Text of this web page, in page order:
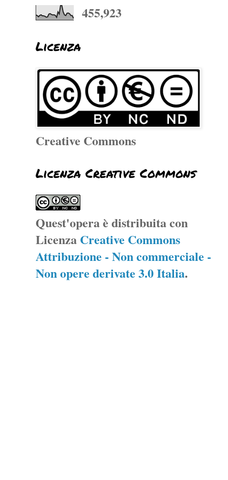
455,923
Licenza
Creative Commons
Licenza Creative Commons
Quest'opera è distribuita con
Licenza Creative Commons
Attribuzione - Non commerciale -
Non opere derivate 3.0 Italia.